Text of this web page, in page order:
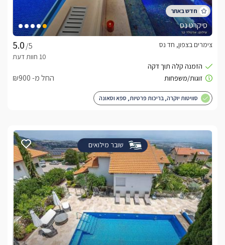
סיקרט נס
/5
צימרים בצפון, חד נס
החל מ- ₪900
סוויטות יוקרה, בריכות פרטיות, ספא וסאונה
שובר מילואים